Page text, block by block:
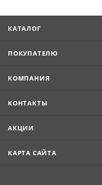
КАТАЛОГ
ПОКУПАТЕЛЮ
КОМПАНИЯ
КОНТАКТЫ
АКЦИИ
КАРТА САЙТА